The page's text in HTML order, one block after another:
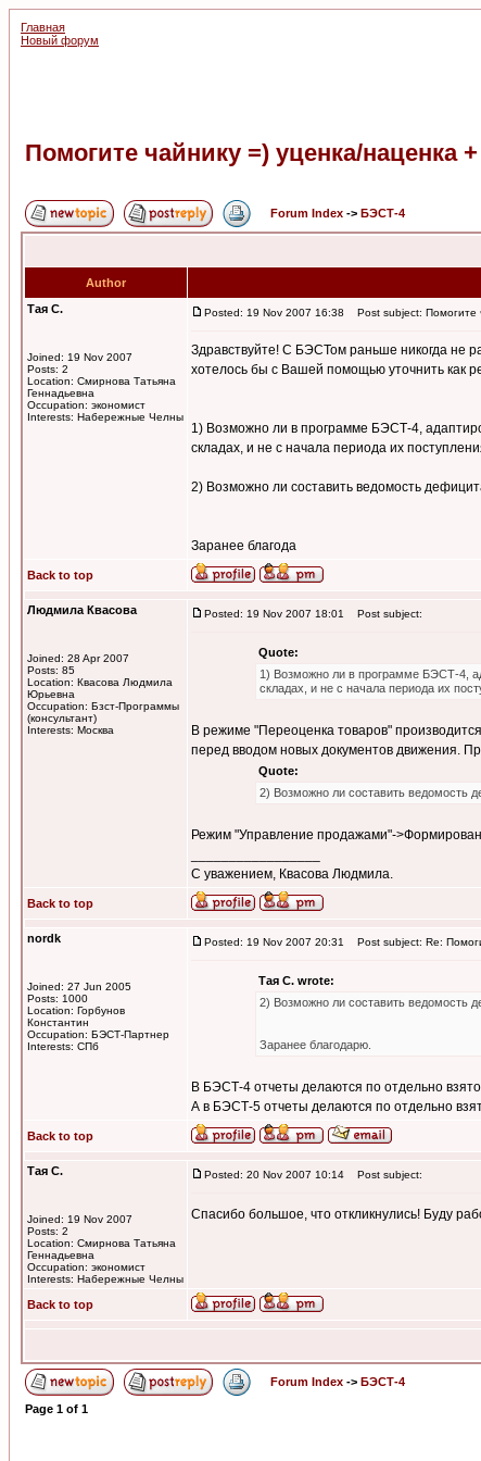
Главная
Новый форум
Помогите чайнику =) уценка/наценка
Forum Index -> БЭСТ-4
Author
Тая С.
Joined: 19 Nov 2007
Posts: 2
Location: Смирнова Татьяна
Геннадьевна
Occupation: экономист
Interests: Набережные Челны
Posted: 19 Nov 2007 16:38 Post subject: Помогите
Здравствуйте! С БЭСТом раньше никогда не
хотелось бы с Вашей помощью уточнить как
1) Возможно ли в программе БЭСТ-4,
складах, и не с начала периода их
2) Возможно ли составить ведомость
Заранее благода
Back to top
Людмила Квасова
Joined: 28 Apr 2007
Posts: 85
Location: Квасова Людмила
Юрьевна
Occupation: Бзст-Программы
(консультант)
Interests: Москва
Posted: 19 Nov 2007 18:01 Post subject:
Quote:
1) Возможно ли в программе БЭСТ-4,
складах, и не с начала периода их
В режиме "Переоценка товаров"
перед вводом новых документов движения.
Quote:
2) Возможно ли составить ведомость
Режим "Управление продажами"-
С уважением, Квасова Людмила.
Back to top
nordk
Joined: 27 Jun 2005
Posts: 1000
Location: Горбунов
Константин
Occupation: БЭСТ-Партнер
Interests: СПб
Posted: 19 Nov 2007 20:31 Post subject: Re:
Тая С. wrote:
2) Возможно ли составить ведомость
Заранее благодарю.
В БЭСТ-4 отчеты делаются по отдельно
А в БЭСТ-5 отчеты делаются по отдельно
Back to top
Тая С.
Joined: 19 Nov 2007
Posts: 2
Location: Смирнова Татьяна
Геннадьевна
Occupation: экономист
Interests: Набережные Челны
Posted: 20 Nov 2007 10:14 Post subject:
Спасибо большое, что откликнулись! Буду
Back to top
Forum Index -> БЭСТ-4
Page 1 of 1